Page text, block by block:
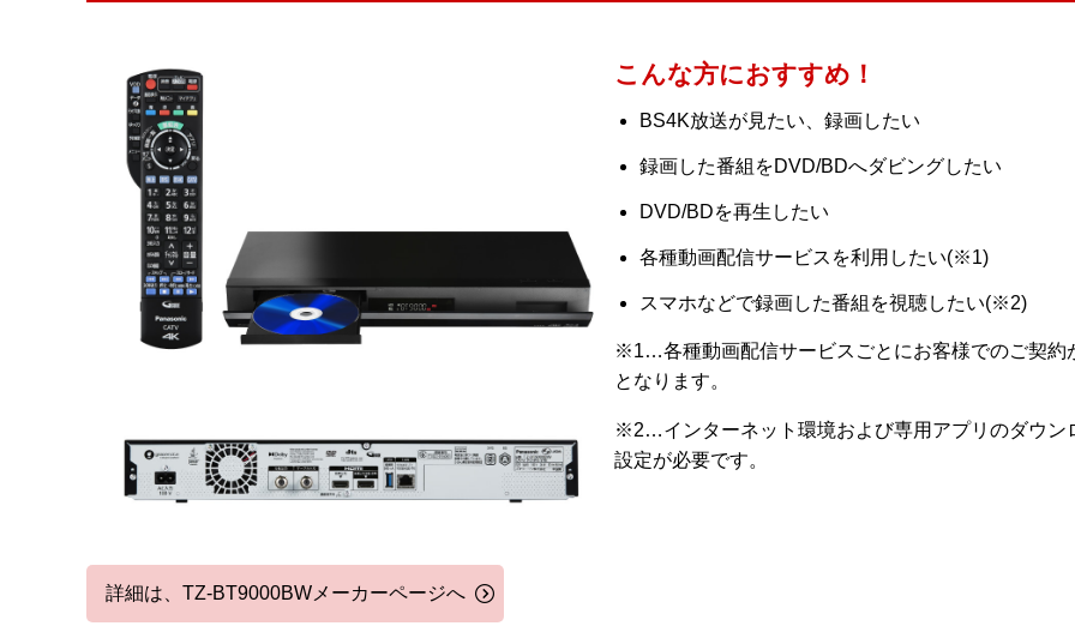
こんな方におすすめ！
BS4K放送が見たい、録画したい
録画した番組をDVD/BDへダビングしたい
DVD/BDを再生したい
各種動画配信サービスを利用したい(※1)
スマホなどで録画した番組を視聴したい(※2)
※1…各種動画配信サービスごとにお客様でのご契約
となります。
※2…インターネット環境および専用アプリのダウン
設定が必要です。
詳細は、TZ-BT9000BWメーカーページへ